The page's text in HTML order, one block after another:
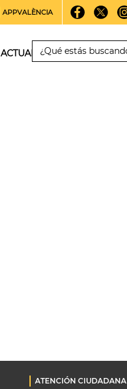
APPVALÈNCIA
ACTUALIDAD
ATENCIÓN CIUDADANA